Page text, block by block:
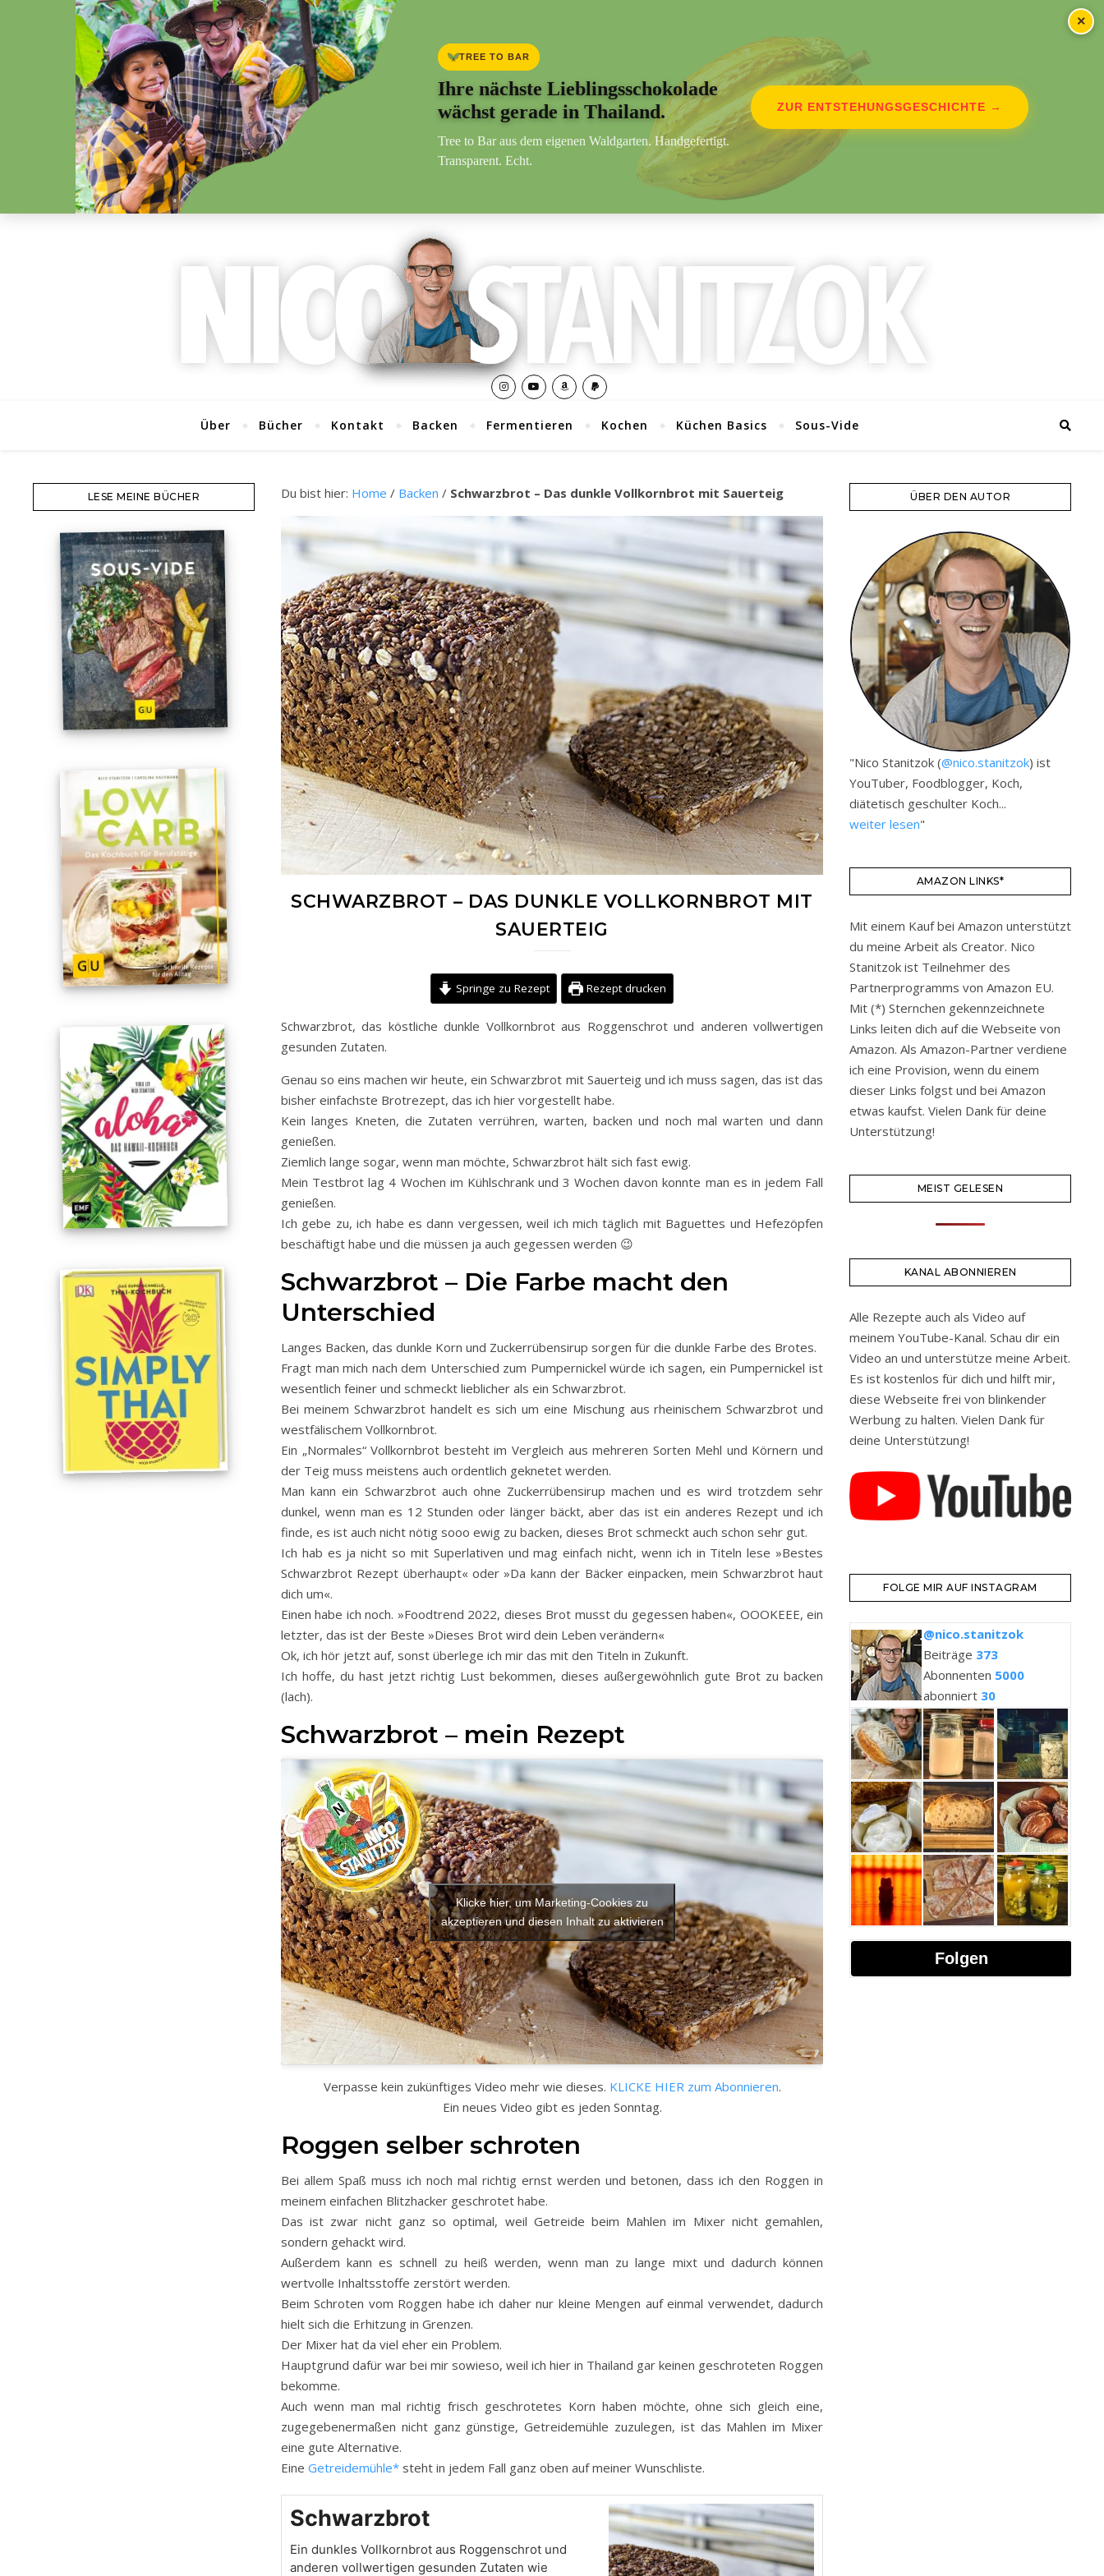
Über Bücher Kontakt Backen Fermentieren Kochen Küchen Basics Sous-Vide
LESE MEINE BÜCHER Du bist hier: Home / Backen / Schwarzbrot – Das dunkle Vollkornbrot mit Sauerteig
SCHWARZBROT – DAS DUNKLE VOLLKORNBROT MIT
SAUERTEIG
Springe zu Rezept Rezept drucken
Schwarzbrot, das köstliche dunkle Vollkornbrot aus Roggenschrot und anderen vollwertigen
gesunden Zutaten.
Genau so eins machen wir heute, ein Schwarzbrot mit Sauerteig und ich muss sagen, das ist das
bisher einfachste Brotrezept, das ich hier vorgestellt habe.
Kein langes Kneten, die Zutaten verrühren, warten, backen und noch mal warten und dann
genießen.
Ziemlich lange sogar, wenn man möchte, Schwarzbrot hält sich fast ewig.
Mein Testbrot lag 4 Wochen im Kühlschrank und 3 Wochen davon konnte man es in jedem Fall
genießen.
Ich gebe zu, ich habe es dann vergessen, weil ich mich täglich mit Baguettes und Hefezöpfen
beschäftigt habe und die müssen ja auch gegessen werden 😉
Schwarzbrot – Die Farbe macht den
Unterschied
Langes Backen, das dunkle Korn und Zuckerrübensirup sorgen für die dunkle Farbe des Brotes.
Fragt man mich nach dem Unterschied zum Pumpernickel würde ich sagen, ein Pumpernickel ist
wesentlich feiner und schmeckt lieblicher als ein Schwarzbrot.
Bei meinem Schwarzbrot handelt es sich um eine Mischung aus rheinischem Schwarzbrot und
westfälischem Vollkornbrot.
Ein „Normales“ Vollkornbrot besteht im Vergleich aus mehreren Sorten Mehl und Körnern und
der Teig muss meistens auch ordentlich geknetet werden.
Man kann ein Schwarzbrot auch ohne Zuckerrübensirup machen und es wird trotzdem sehr
dunkel, wenn man es 12 Stunden oder länger bäckt, aber das ist ein anderes Rezept und ich
finde, es ist auch nicht nötig sooo ewig zu backen, dieses Brot schmeckt auch schon sehr gut.
Ich hab es ja nicht so mit Superlativen und mag einfach nicht, wenn ich in Titeln lese »Bestes
Schwarzbrot Rezept überhaupt« oder »Da kann der Bäcker einpacken, mein Schwarzbrot haut
dich um«.
Einen habe ich noch. »Foodtrend 2022, dieses Brot musst du gegessen haben«, OOOKEEE, ein
letzter, das ist der Beste »Dieses Brot wird dein Leben verändern«
Ok, ich hör jetzt auf, sonst überlege ich mir das mit den Titeln in Zukunft.
Ich hoffe, du hast jetzt richtig Lust bekommen, dieses außergewöhnlich gute Brot zu backen
(lach).
Schwarzbrot – mein Rezept
Klicke hier, um Marketing-Cookies zu
akzeptieren und diesen Inhalt zu aktivieren
Verpasse kein zukünftiges Video mehr wie dieses. KLICKE HIER zum Abonnieren.
Ein neues Video gibt es jeden Sonntag.
Roggen selber schroten
Bei allem Spaß muss ich noch mal richtig ernst werden und betonen, dass ich den Roggen in
meinem einfachen Blitzhacker geschrotet habe.
Das ist zwar nicht ganz so optimal, weil Getreide beim Mahlen im Mixer nicht gemahlen,
sondern gehackt wird.
Außerdem kann es schnell zu heiß werden, wenn man zu lange mixt und dadurch können
wertvolle Inhaltsstoffe zerstört werden.
Beim Schroten vom Roggen habe ich daher nur kleine Mengen auf einmal verwendet, dadurch
hielt sich die Erhitzung in Grenzen.
Der Mixer hat da viel eher ein Problem.
Hauptgrund dafür war bei mir sowieso, weil ich hier in Thailand gar keinen geschroteten Roggen
bekomme.
Auch wenn man mal richtig frisch geschrotetes Korn haben möchte, ohne sich gleich eine,
zugegebenermaßen nicht ganz günstige, Getreidemühle zuzulegen, ist das Mahlen im Mixer
eine gute Alternative.
Eine Getreidemühle* steht in jedem Fall ganz oben auf meiner Wunschliste.
Schwarzbrot
Ein dunkles Vollkornbrot aus Roggenschrot und
anderen vollwertigen gesunden Zutaten wie
ÜBER DEN AUTOR
"Nico Stanitzok (@nico.stanitzok) ist
YouTuber, Foodblogger, Koch,
diätetisch geschulter Koch...
weiter lesen"
AMAZON LINKS*
Mit einem Kauf bei Amazon unterstützt
du meine Arbeit als Creator. Nico
Stanitzok ist Teilnehmer des
Partnerprogramms von Amazon EU.
Mit (*) Sternchen gekennzeichnete
Links leiten dich auf die Webseite von
Amazon. Als Amazon-Partner verdiene
ich eine Provision, wenn du einem
dieser Links folgst und bei Amazon
etwas kaufst. Vielen Dank für deine
Unterstützung!
MEIST GELESEN
KANAL ABONNIEREN
Alle Rezepte auch als Video auf
meinem YouTube-Kanal. Schau dir ein
Video an und unterstütze meine Arbeit.
Es ist kostenlos für dich und hilft mir,
diese Webseite frei von blinkender
Werbung zu halten. Vielen Dank für
deine Unterstützung!
FOLGE MIR AUF INSTAGRAM
@nico.stanitzok
Beiträge 373
Abonnenten 5000
abonniert 30
Folgen
×
TREE TO BAR
Ihre nächste Lieblingsschokolade
wächst gerade in Thailand.
Tree to Bar aus dem eigenen Waldgarten. Handgefertigt.
Transparent. Echt.
ZUR ENTSTEHUNGSGESCHICHTE →